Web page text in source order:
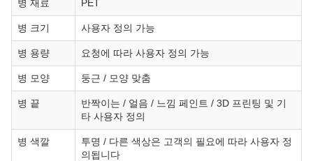
병 재료 PET
병 크기 사용자 정의 가능
병 용량 요청에 따라 사용자 정의 가능
병 모양 둥근 / 모양 맞춤
병 끝
반짝이는 / 얼음 / 느낌 페인트 / 3D 프린팅 및 기
타 사용자 정의
병 색깔
투명 / 다른 색상은 고객의 필요에 따라 사용자 정
의됩니다